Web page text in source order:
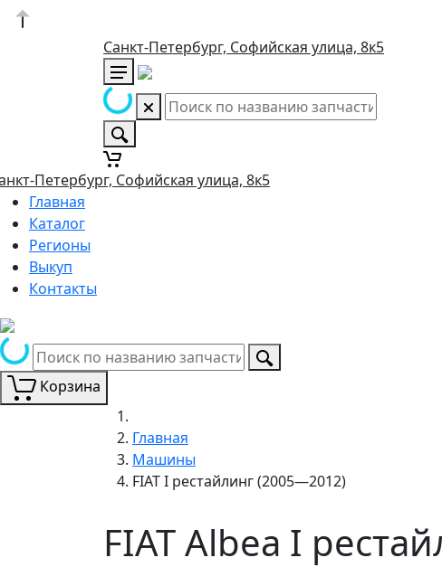
Санкт-Петербург, Софийская улица, 8к5
Петербург, Софийская улица, 8к5
Главная
Каталог
Регионы
Выкуп
Контакты
Корзина
Главная
Машины
FIAT I рестайлинг (2005—2012)
FIAT Albea I